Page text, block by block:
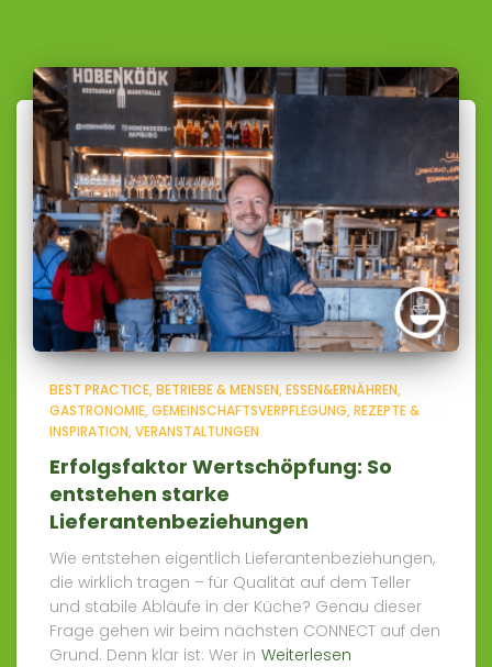
BEST PRACTICE BETRIEBE & MENSEN ESSEN&ERNÄHREN
GASTRONOMIE GEMEINSCHAFTSVERPFLEGUNG REZEPTE &
INSPIRATION VERANSTALTUNGEN
Erfolgsfaktor Wertschöpfung: So
entstehen starke
Lieferantenbeziehungen
Wie entstehen eigentlich Lieferantenbeziehungen,
die wirklich tragen – für Qualität auf dem Teller
und stabile Abläufe in der Küche? Genau dieser
Frage gehen wir beim nächsten CONNECT auf den
Grund. Denn klar ist: Wer in Weiterlesen